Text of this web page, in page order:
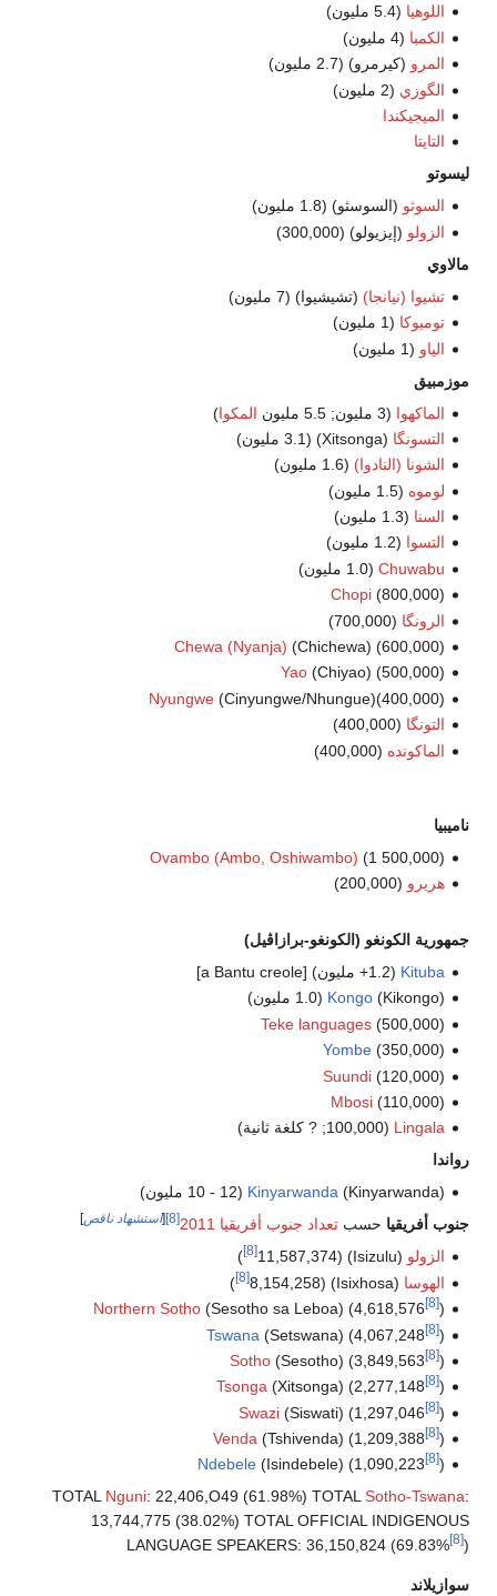
اللوهيا (5.4 مليون)
الكمبا (4 مليون)
المرو (كيرمرو) (2.7 مليون)
الگوزي (2 مليون)
الميجيكندا
التايتا
ليسوتو
السوثو (السوسثو) (1.8 مليون)
الزولو (إيزيولو) (300,000)
مالاوي
تشيوا (نيانجا) (تشيشيوا) (7 مليون)
تومبوكا (1 مليون)
الياو (1 مليون)
موزمبيق
الماكهوا (3 مليون; 5.5 مليون المكوا)
التسونگا (Xitsonga) (3.1 مليون)
الشونا (النادوا) (1.6 مليون)
لوموه (1.5 مليون)
السنا (1.3 مليون)
التسوا (1.2 مليون)
Chuwabu (1.0 مليون)
Chopi(800,000)
الرونگا (700,000)
Chewa (Nyanja) (Chichewa) (600,000)
Yao(Chiyao) (500,000)
Nyungwe(Cinyungwe/Nhungue)(400,000)
التونگا (400,000)
الماكونده (400,000)
ناميبيا
Ovambo (Ambo, Oshiwambo) (1 500,000)
هريرو (200,000)
جمهورية الكونغو (الكونغو-برازاڤيل)
Kituba (1.2+ مليون) [a Bantu creole]
Kongo(Kikongo) (1.0 مليون)
Teke languages(500,000)
Yombe(350,000)
Suundi(120,000)
Mbosi(110,000)
Lingala (100,000; ? كلغة ثانية)
رواندا
Kinyarwanda(Kinyarwanda) (10 - 12 مليون)
جنوب أفريقيا حسب تعداد جنوب أفريقيا 2011 [8]
[استشهاد ناقص]
الزولو (Isizulu) (11,587,374
[8]
)
الهوسا (Isixhosa) (8,154,258
[8]
)
Northern Sotho(Sesotho sa Leboa) (4,618,576 [8])
Tswana (Setswana) (4,067,248 [8])
Sotho(Sesotho) (3,849,563 [8])
Tsonga(Xitsonga) (2,277,148 [8])
Swazi(Siswati) (1,297,046 [8])
Venda (Tshivenda) (1,209,388 [8])
Ndebele(Isindebele) (1,090,223 [8])
TOTAL Nguni: 22,406,O49 (61.98%) TOTALSotho-Tswana:
13,744,775 (38.02%) TOTAL OFFICIAL INDIGENOUS
LANGUAGE SPEAKERS: 36,150,824 (69.83%
[8])
سوازيلاند